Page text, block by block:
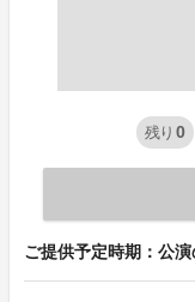
残り 0
ご提供予定時期：公